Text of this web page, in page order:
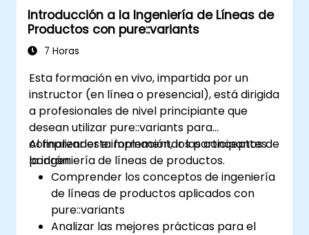
productos, con o sin herramientas;
Implementar un proceso integral que abarca
desde la definición de la variabilidad hasta la
beneficios de utilizar herramientas como
pure::variants y FeatureIDE
Introducción a la Ingeniería de Líneas de
Productos con pure::variants
7 Horas
Esta formación en vivo, impartida por un
instructor (en línea o presencial), está dirigida
a profesionales de nivel principiante que
desean utilizar pure::variants para
comprender e implementar los conceptos de
la ingeniería de líneas de productos.
Al finalizar esta formación, los participantes
podrán:
Comprender los conceptos de ingeniería
de líneas de productos aplicados con
pure::variants
Analizar las mejores prácticas para el